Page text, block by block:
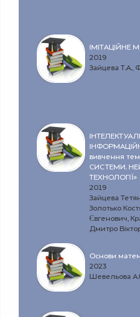
2019
Зайцева Т.А.,
вивчення
СИСТЕМИ.
ТЕХНОЛОГІЇ»
2019
Зайцева
Золотько
Євгенович,
Дмитро
Основи
2023
Шевельова